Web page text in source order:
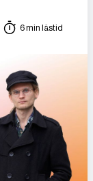
6 min lästid